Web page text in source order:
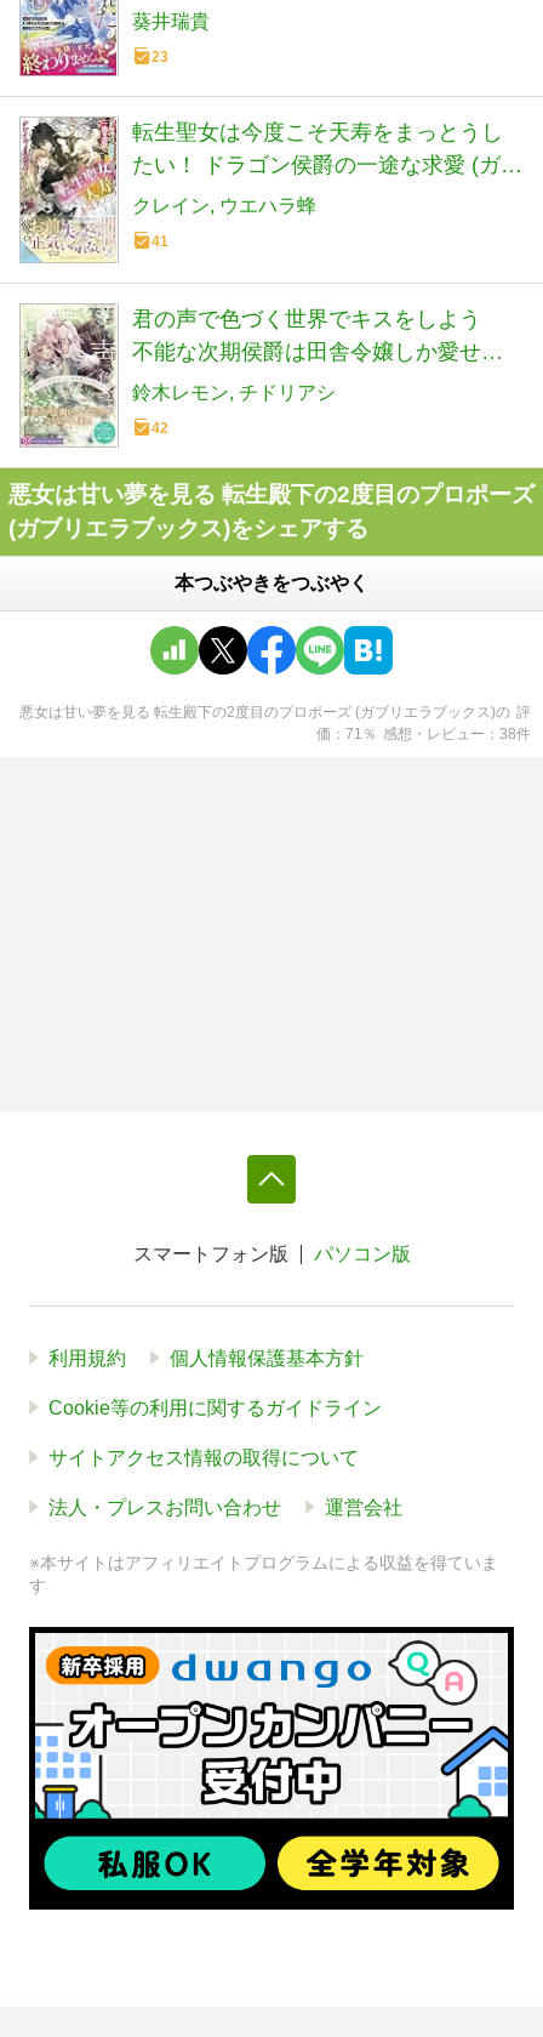
は自由な人生を歩みます～(ベリーズフ
ァンタジー)
葵井瑞貴
23
転生聖女は今度こそ天寿をまっとうし
たい！ ドラゴン侯爵の一途な求愛 (ガブ
リエラブックス)
クレイン ウエハラ蜂
41
君の声で色づく世界でキスをしよう
不能な次期侯爵は田舎令嬢しか愛せな
い (フェアリーキス ピンク)
鈴木レモン チドリアシ
42
悪女は甘い夢を見る 転生殿下の2度目のプロポーズ
(ガブリエラブックス)をシェアする
本つぶやきをつぶやく
悪女は甘い夢を見る 転生殿下の2度目のプロポーズ (ガブリエラブックス)の 評
価
71 ％ 感想・レビュー 38件
スマートフォン版 パソコン版
利用規約 個人情報保護基本方針
Cookie等の利用に関するガイドライン
サイトアクセス情報の取得について
法人・プレスお問い合わせ 運営会社
※本サイトはアフィリエイトプログラムによる収益を得ていま
す